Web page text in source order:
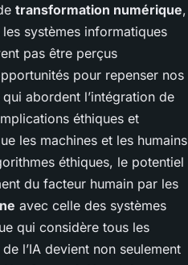
transformation numérique,
les systèmes informatiques
pas être perçus
pour repenser nos
abordent l’intégration de
éthiques et
les machines et les humains
éthiques, le potentiel
du facteur humain par les
avec celle des systèmes
qui considère tous les
l’IA devient non seulement